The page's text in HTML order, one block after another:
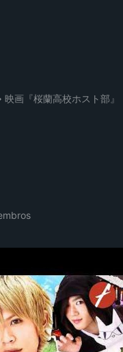
映画『桜蘭高校ホスト部』